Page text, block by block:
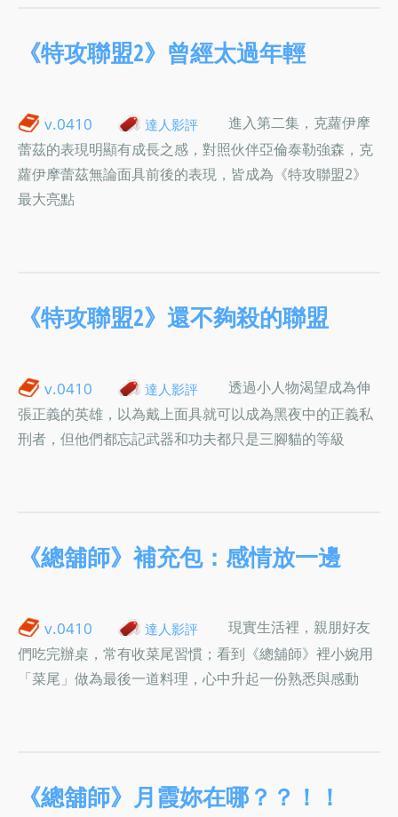
《特攻聯盟2》曾經太過年輕
v.0410 達人影評
進入第二集，克蘿伊摩
蕾茲的表現明顯有成長之感，對照伙伴亞倫泰勒強森，克
蘿伊摩蕾茲無論面具前後的表現，皆成為《特攻聯盟2》
最大亮點
《特攻聯盟2》還不夠殺的聯盟
v.0410 達人影評
透過小人物渴望成為伸
張正義的英雄，以為戴上面具就可以成為黑夜中的正義私
刑者，但他們都忘記武器和功夫都只是三腳貓的等級
《總舖師》補充包：感情放一邊
v.0410 達人影評
現實生活裡，親朋好友
們吃完辦桌，常有收菜尾習慣；看到《總舖師》裡小婉用
「菜尾」做為最後一道料理，心中升起一份熟悉與感動
《總舖師》月霞妳在哪？？！！